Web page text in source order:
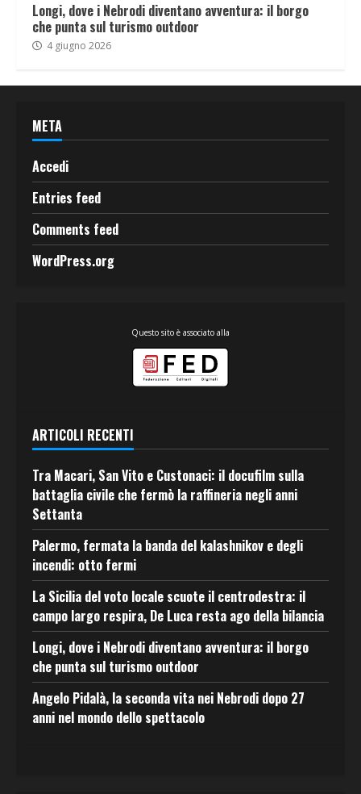
Longi, dove i Nebrodi diventano avventura: il borgo
che punta sul turismo outdoor
4 giugno 2026
META
Accedi
Entries feed
Comments feed
WordPress.org
Questo sito è associato alla
ARTICOLI RECENTI
Tra Macari, San Vito e Custonaci: il docufilm sulla
battaglia civile che fermò la raffineria negli anni
Settanta
Palermo, fermata la banda del kalashnikov e degli
incendi: otto fermi
La Sicilia del voto locale scuote il centrodestra: il
campo largo respira, De Luca resta ago della bilancia
Longi, dove i Nebrodi diventano avventura: il borgo
che punta sul turismo outdoor
Angelo Pidalà, la seconda vita nei Nebrodi dopo 27
anni nel mondo dello spettacolo